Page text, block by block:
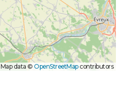
Map data © OpenStreetMapcontributors